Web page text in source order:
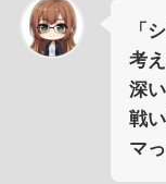
「
考
深
戦
マ